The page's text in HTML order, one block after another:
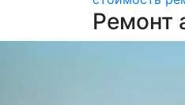
Ремонт